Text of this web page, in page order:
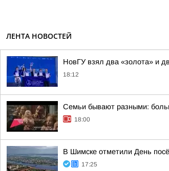
ЛЕНТА НОВОСТЕЙ
НовГУ взял два «золота» и
18:12
Семьи бывают разными:
18:00
В Шимске отметили День
17:25